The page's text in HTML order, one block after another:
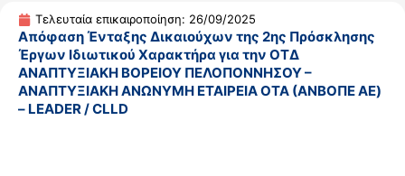
Τελευταία επικαιροποίηση: 26/09/2025
Απόφαση Ένταξης Δικαιούχων της 2ης Πρόσκλησης
Έργων Ιδιωτικού Χαρακτήρα για την ΟΤΔ
ΑΝΑΠΤΥΞΙΑΚΗ ΒΟΡΕΙΟΥ ΠΕΛΟΠΟΝΝΗΣΟΥ –
ΑΝΑΠΤΥΞΙΑΚΗ ΑΝΩΝΥΜΗ ΕΤΑΙΡΕΙΑ ΟΤΑ (ΑΝΒΟΠΕ AE)
– LEADER / CLLD